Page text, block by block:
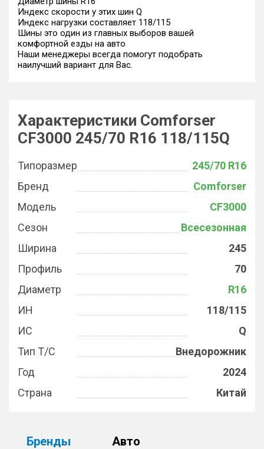
Индекс скорости у этих шин Q
Индекс нагрузки составляет 118/115
Шины это один из главных выборов вашей
комфортной езды на авто
Наши менеджеры всегда помогут подобрать
наилучший вариант для Вас.
Характеристики Comforser
CF3000 245/70 R16 118/115Q
Типоразмер
245/70 R16
Бренд
Comforser
Модель
CF3000
Сезон
Всесезонная
Ширина
245
Профиль
70
Диаметр
R16
ИН
118/115
ИС
Q
Тип Т/С
Внедорожник
Год
2024
Страна
Китай
Бренды
Авто